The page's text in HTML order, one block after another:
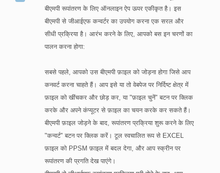
बीएमपी रूपांतरण के लिए ऑनलाइन ऐप ऊपर एकीकृत है। इस
बीएमपी से जीआईएफ कन्वर्टर का उपयोग करना एक सरल और
सीधी प्रक्रिया है। आरंभ करने के लिए, आपको बस इन चरणों का
पालन करना होगा:
सबसे पहले, आपको उस बीएमपी फ़ाइल को जोड़ना होगा जिसे आप
कनवर्ट करना चाहते हैं। आप इसे या तो वेबपेज पर निर्दिष्ट क्षेत्र में
फ़ाइल को खींचकर और छोड़ कर, या "फ़ाइल चुनें" बटन पर क्लिक
करके और अपने कंप्यूटर से फ़ाइल का चयन करके कर सकते हैं।
बीएमपी फ़ाइल जोड़ने के बाद, रूपांतरण प्रक्रिया शुरू करने के लिए
"कन्वर्ट" बटन पर क्लिक करें। टूल स्वचालित रूप से EXCEL
फ़ाइल को PPSM फ़ाइल में बदल देगा, और आप स्क्रीन पर
रूपांतरण की प्रगति देख पाएंगे।